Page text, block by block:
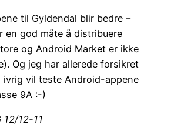
til Gyldendal blir bedre –
en god måte å distribuere
og Android Market er ikke
Og jeg har allerede forsikret
ivrig vil teste Android-appene
9A :-)
12/12-11